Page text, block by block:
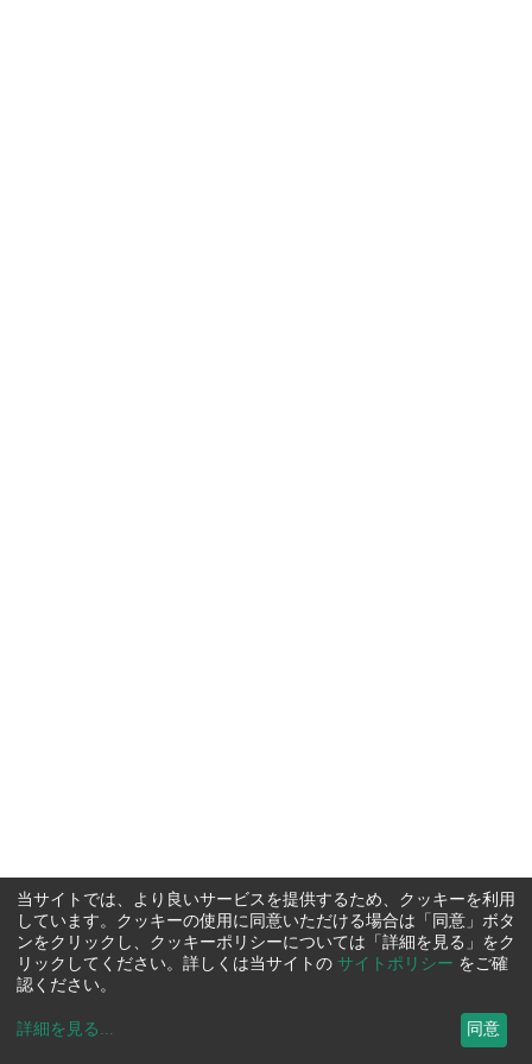
当サイトでは、より良いサービスを提供するため、クッキーを利用
しています。クッキーの使用に同意いただける場合は「同意」ボタ
ンをクリックし、クッキーポリシーについては「詳細を見る」をク
リックしてください。詳しくは当サイトの サイトポリシー をご確
認ください。
詳細を見る ... 同意